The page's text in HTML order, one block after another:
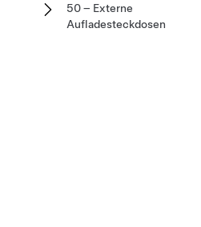
50 – Externe
Aufladesteckdosen